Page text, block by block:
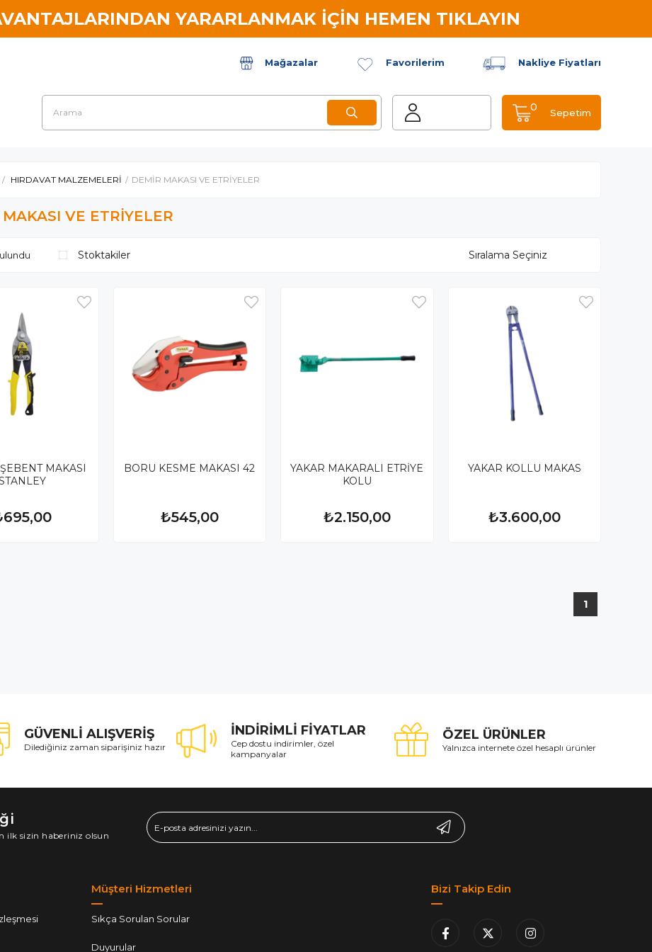
YARARLANMAK İÇİN HEMEN TIKLAYIN
Mağazalar Favorilerim Nakliye Fiyatları
Sepetim
0
HIRDAVAT MALZEMELERİ DEMİR MAKASI VE ETRİYELER
VE ETRİYELER
Stoktakiler
MAKASI
BORU KESME MAKASI 42
₺545,00
YAKAR MAKARALI ETRİYE
KOLU
₺2.150,00
YAKAR KOLLU MAKAS
₺3.600,00
1
GÜVENLİ ALIŞVERİŞ
Dilediğiniz zaman siparişiniz hazır
İNDİRİMLİ FİYATLAR
Cep dostu indirimler, özel
kampanyalar
ÖZEL ÜRÜNLER
Yalnızca internete özel hesaplı ürünler
ilk sizin haberiniz olsun
Müşteri Hizmetleri
Sıkça Sorulan Sorular
Duyurular
Bizi Takip Edin